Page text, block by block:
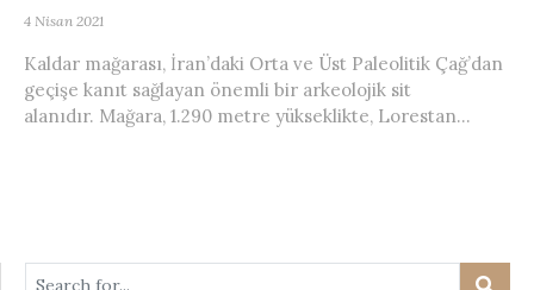
4 Nisan 2021
Kaldar mağarası, İran’daki Orta ve Üst Paleolitik Çağ’dan
geçişe kanıt sağlayan önemli bir arkeolojik sit
alanıdır. Mağara, 1.290 metre yükseklikte, Lorestan...